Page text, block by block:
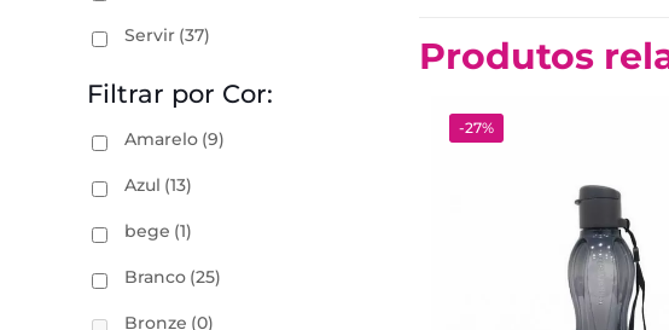
Produtos
-27%
Servir (37)
Filtrar por Cor:
Amarelo (9)
Azul (13)
bege (1)
Branco (25)
Bronze (0)